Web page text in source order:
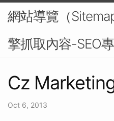
網站導覽（
擎抓取內容-SEO
Cz
Oct 6, 2013